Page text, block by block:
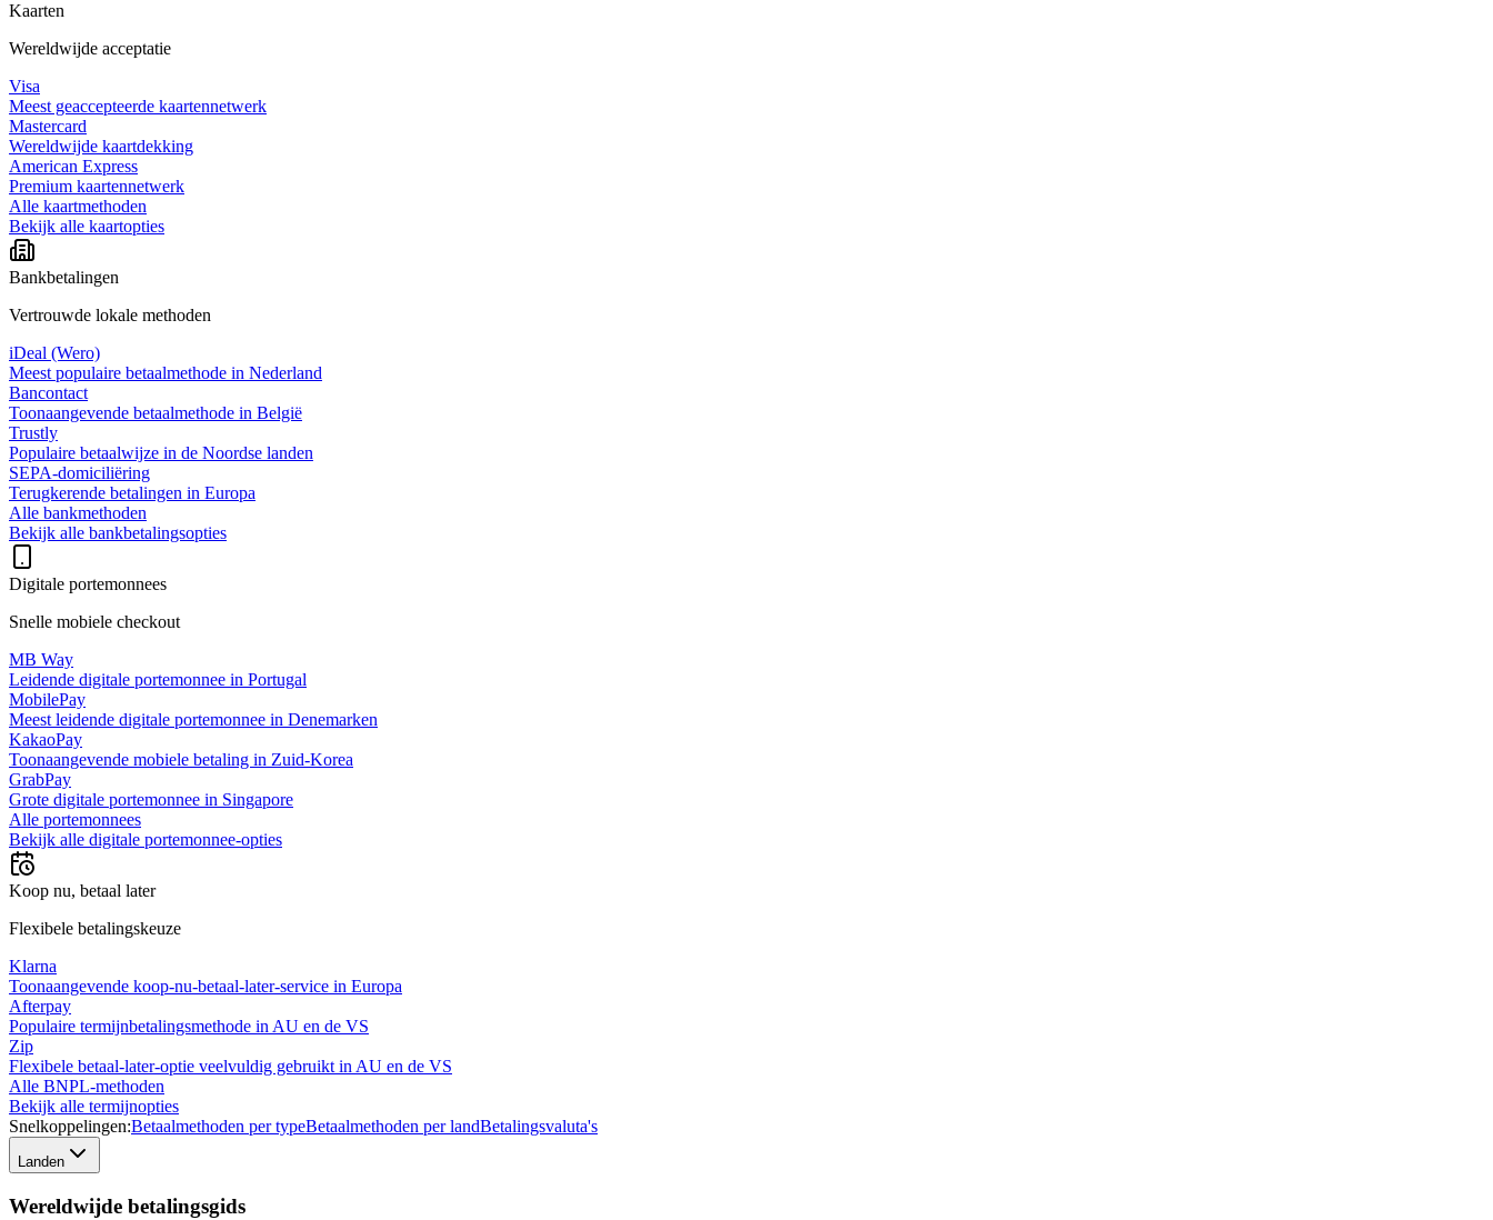
Kaarten
Wereldwijde acceptatie
Visa
Meest geaccepteerde kaartennetwerk
Mastercard
Wereldwijde kaartdekking
American Express
Premium kaartennetwerk
Alle kaartmethoden
Bekijk alle kaartopties
Bankbetalingen
Vertrouwde lokale methoden
iDeal (Wero)
Meest populaire betaalmethode in Nederland
Bancontact
Toonaangevende betaalmethode in België
Trustly
Populaire betaalwijze in de Noordse landen
SEPA-domiciliëring
Terugkerende betalingen in Europa
Alle bankmethoden
Bekijk alle bankbetalingsopties
Digitale portemonnees
Snelle mobiele checkout
MB Way
Leidende digitale portemonnee in Portugal
MobilePay
Meest leidende digitale portemonnee in Denemarken
KakaoPay
Toonaangevende mobiele betaling in Zuid-Korea
GrabPay
Grote digitale portemonnee in Singapore
Alle portemonnees
Bekijk alle digitale portemonnee-opties
Koop nu, betaal later
Flexibele betalingskeuze
Klarna
Toonaangevende koop-nu-betaal-later-service in Europa
Afterpay
Populaire termijnbetalingsmethode in AU en de VS
Zip
Flexibele betaal-later-optie veelvuldig gebruikt in AU en de VS
Alle BNPL-methoden
Bekijk alle termijnopties
Snelkoppelingen:Betaalmethoden per typeBetaalmethoden per landBetalingsvaluta's
Landen
Wereldwijde betalingsgids